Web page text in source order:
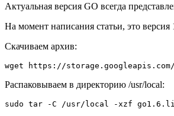
Актуальная версия GO всегда
На момент написания статьи, это версия
Скачиваем архив:
Распаковываем в директорию /usr/local: